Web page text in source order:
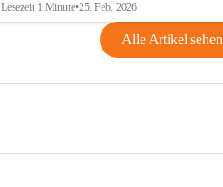
Lesezeit 1 Minute•25. Feb. 2026
Alle Artikel sehen